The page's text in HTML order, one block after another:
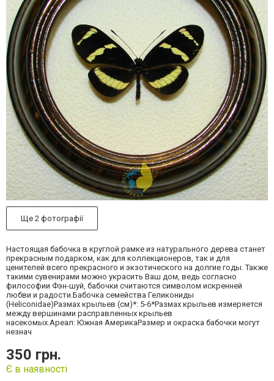
Ще 2 фотографії
Настоящая бабочка в круглой рамке из натурального дерева станет
прекрасным подарком, как для коллекционеров, так и для
ценителей всего прекрасного и экзотического на долгие годы. Также
такими сувенирами можно украсить Ваш дом, ведь согласно
философии Фэн-шуй, бабочки считаются символом искренней
любви и радости.Бабочка семейства Геликониды
(Heliconidae)Размах крыльев (см)*: 5-6*Размах крыльев измеряется
между вершинами расправленных крыльев
насекомых.Ареал: Южная АмерикаРазмер и окраска бабочки могут
незнач
350 грн.
Є в наявності